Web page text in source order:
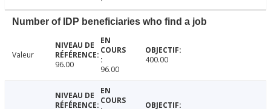
Number of IDP beneficiaries who find a job
Valeur
96.00
96.00
400.00